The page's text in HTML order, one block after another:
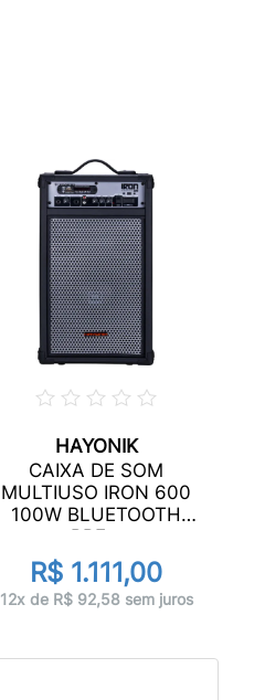
HAYONIK
CAIXA DE SOM
MULTIUSO IRON 600
100W BLUETOOTH
PRE...
R$ 1.111,00
12x de R$ 92,58 sem juros